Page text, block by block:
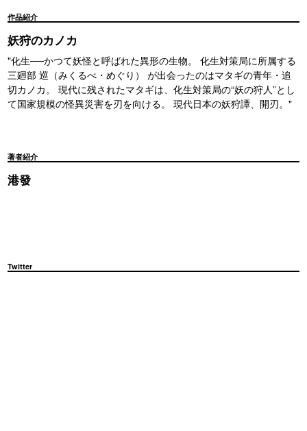
作品紹介
妖狩のカノカ
"化生──かつて妖怪と呼ばれた異形の生物。 化生対策局に所属する
三廻部 巡（みくるべ・めぐり） が出会ったのはマタギの青年・追
切カノカ。 現代に残されたマタギは、化生対策局の“妖の狩人”とし
て国家規模の怪異災害を刃を向ける。 現代日本の妖狩譚、開刃。"
著者紹介
港發
Twitter